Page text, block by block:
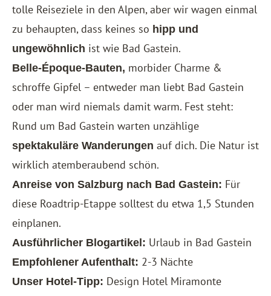
tolle Reiseziele in den Alpen, aber wir wagen einmal
zu behaupten, dass keines so hipp und
ungewöhnlich ist wie Bad Gastein.
Belle-Époque-Bauten, morbider Charme &
schroffe Gipfel – entweder man liebt Bad Gastein
oder man wird niemals damit warm. Fest steht:
Rund um Bad Gastein warten unzählige
spektakuläre Wanderungen auf dich. Die Natur ist
wirklich atemberaubend schön.
Anreise von Salzburg nach Bad Gastein: Für
diese Roadtrip-Etappe solltest du etwa 1,5 Stunden
einplanen.
Ausführlicher Blogartikel: Urlaub in Bad Gastein
Empfohlener Aufenthalt: 2-3 Nächte
Unser Hotel-Tipp: Design Hotel Miramonte